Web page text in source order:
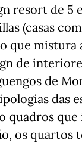
resort de 5
(casas
que
de
de
das
quadros
os quartos